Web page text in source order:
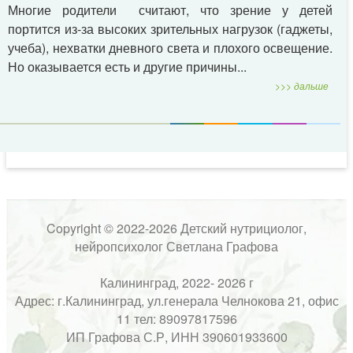
Многие родители считают, что зрение у детей
портится из-за высоких зрительных нагрузок (гаджеты,
учеба), нехватки дневного света и плохого освещение.
Но оказывается есть и другие причины...
>>> дальше
Copyright © 2022-2026 Детский нутрициолог,
нейропсихолог Светлана Графова
Калининград, 2022- 2026 г
Адрес: г.Калининград, ул.генерала Челнокова 21, офис
11 тел: 89097817596
ИП Графова С.Р, ИНН 390601933600